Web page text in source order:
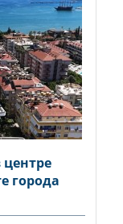
города